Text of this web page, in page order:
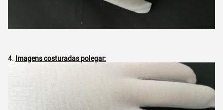
4. Imagens costuradas polegar: